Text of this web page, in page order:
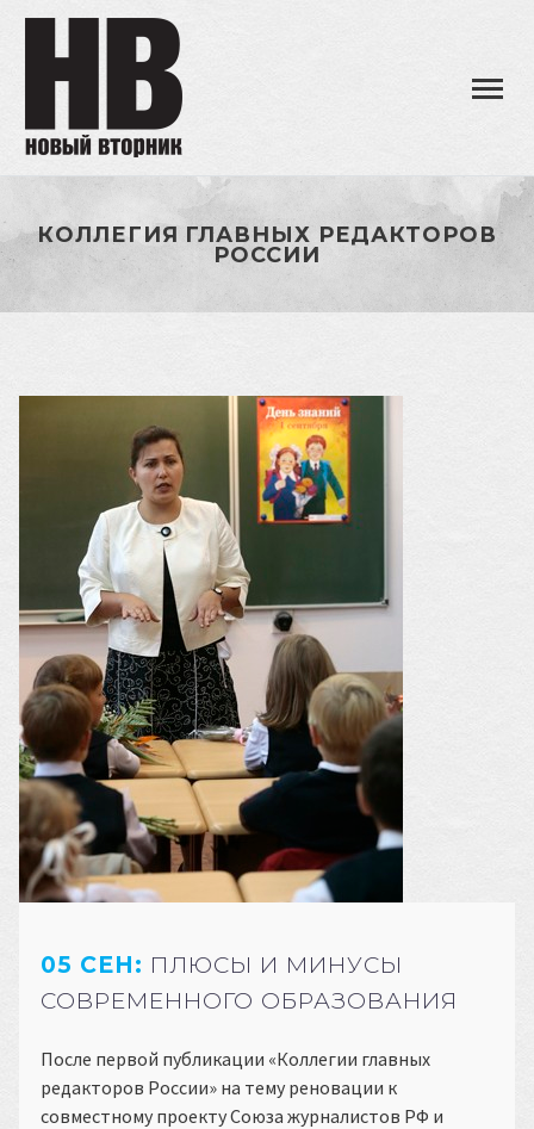
КОЛЛЕГИЯ ГЛАВНЫХ РЕДАКТОРОВ
РОССИИ
05 СЕН: ПЛЮСЫ И МИНУСЫ
СОВРЕМЕННОГО ОБРАЗОВАНИЯ
После первой публикации «Коллегии главных
редакторов России» на тему реновации к
совместному проекту Союза журналистов РФ и